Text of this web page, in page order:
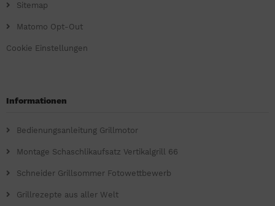
Sitemap
Matomo Opt-Out
Cookie Einstellungen
Informationen
Bedienungsanleitung Grillmotor
Montage Schaschlikaufsatz Vertikalgrill 66
Schneider Grillsommer Fotowettbewerb
Grillrezepte aus aller Welt